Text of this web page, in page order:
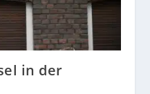
in der